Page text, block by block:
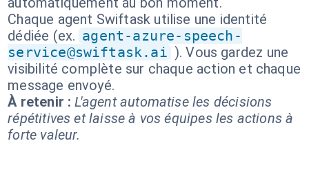
Chaque agent Swiftask utilise une identité
dédiée (ex. agent-azure-speech-
service@swiftask.ai ). Vous gardez une
visibilité complète sur chaque action et chaque
message envoyé.
À retenir : L'agent automatise les décisions
répétitives et laisse à vos équipes les actions à
forte valeur.